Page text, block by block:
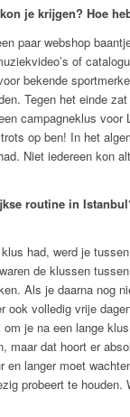
je krijgen? Hoe
paar webshop
of
bekende
Tegen het einde
campagneklus
op ben! In het
Niet iedereen kon
routine in
had, werd je
de klussen
Als je daarna nog
ook volledig vrije
je na een lange
maar dat hoort er
en langer moet
probeert te